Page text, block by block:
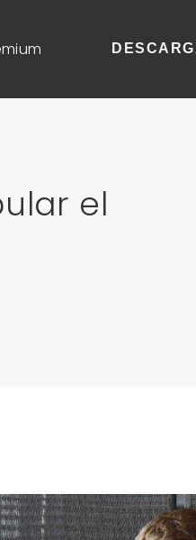
el